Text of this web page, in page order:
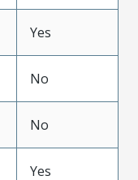
Yes
No
No
Yes